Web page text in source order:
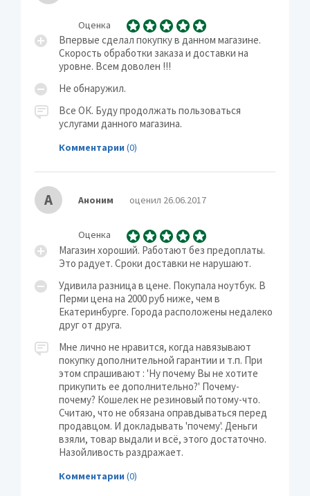
Оценка
Впервые сделал покупку в данном магазине.
Скорость обработки заказа и доставки на
уровне. Всем доволен !!!
Не обнаружил.
Все ОК. Буду продолжать пользоваться
услугами данного магазина.
Комментарии (0)
А Аноним оценил 26.06.2017
Оценка
Магазин хороший. Работают без предоплаты.
Это радует. Сроки доставки не нарушают.
Удивила разница в цене. Покупала ноутбук. В
Перми цена на 2000 руб ниже, чем в
Екатеринбурге. Города расположены недалеко
друг от друга.
Мне лично не нравится, когда навязывают
покупку дополнительной гарантии и т.п. При
этом спрашивают : 'Ну почему Вы не хотите
прикупить ее дополнительно?' Почему-
почему? Кошелек не резиновый потому-что.
Считаю, что не обязана оправдываться перед
продавцом. И докладывать 'почему'. Деньги
взяли, товар выдали и всё, этого достаточно.
Назойливость раздражает.
Комментарии (0)